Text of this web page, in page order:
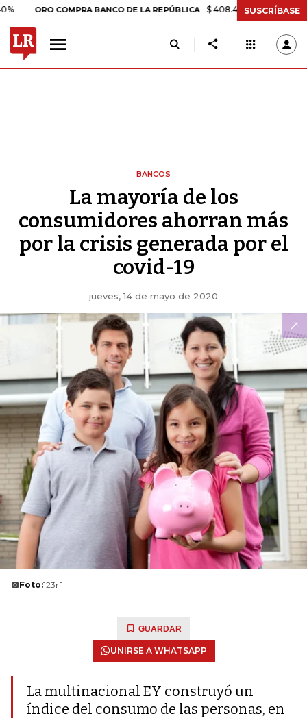
ORO COMPRA BANCO DE LA REPÚBLICA $ 408.498,97 +$ 8.753,81
SUSCRÍBASE
BANCOS
La mayoría de los
consumidores ahorran más
por la crisis generada por el
covid-19
jueves, 14 de mayo de 2020
Foto:123rf
GUARDAR
UNIRSE A WHATSAPP
La multinacional EY construyó un
índice del consumo de las personas, en